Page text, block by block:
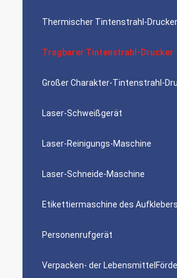
Thermischer Tintenstrahl-Drucker
Tragbarer Tintenstrahl-Drucker
Großer Charakter-Tintenstrahl-
Laser-Schweißgerät
Laser-Reinigungs-Maschine
Laser-Schneide-Maschine
Etikettiermaschine des Aufklebers
Personenrufgerät
Verpacken- der